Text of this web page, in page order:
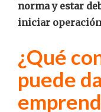
norma y estar
iniciar
¿Qué
puede